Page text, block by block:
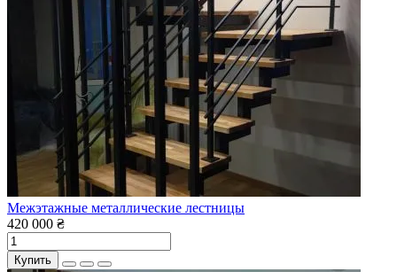
Межэтажные металлические лестницы
420 000 ₴
Купить